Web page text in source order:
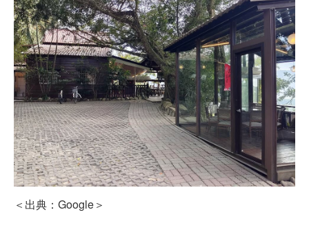
＜出典：Google＞